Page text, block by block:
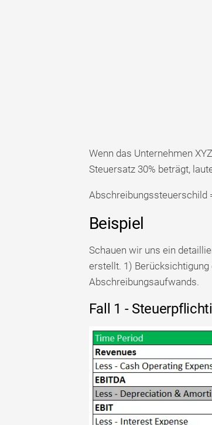
Wenn das Unternehmen
Steuersatz 30% beträgt,
Abschreibungssteuerschild
Beispiel
Schauen wir uns ein
erstellt. 1)
Abschreibungsaufwands.
Fall 1 -